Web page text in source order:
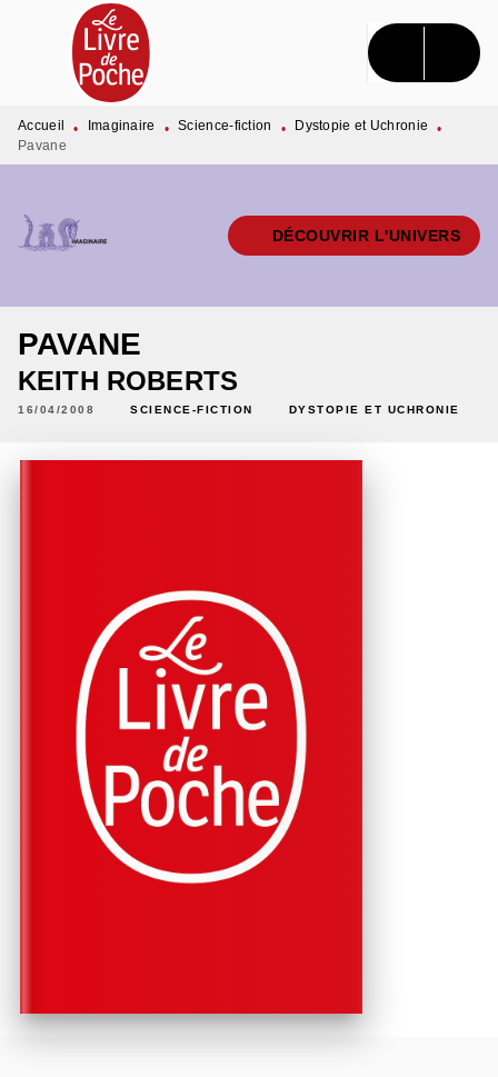
MENU RECHERCHE CONTENU
PIED DE PAGE
Accueil • Imaginaire • Science-fiction • Dystopie et Uchronie
•
Pavane
DÉCOUVRIR L'UNIVERS
PAVANE
KEITH ROBERTS
16/04/2008 SCIENCE-FICTION DYSTOPIE ET UCHRONIE